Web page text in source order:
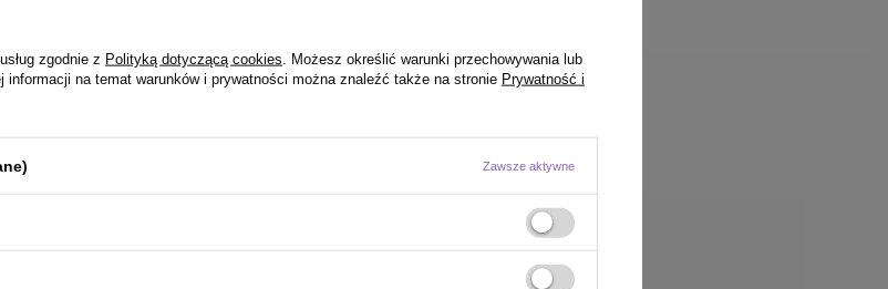
zgodnie z Polityką dotyczącą cookies . Możesz określić warunki przechowywania lub
informacji na temat warunków i prywatności można znaleźć także na stronie Prywatność i
Zawsze aktywne